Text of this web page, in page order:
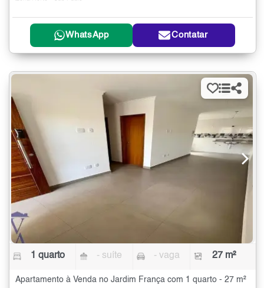
WhatsApp Contatar
1 quarto - suíte - vaga 27 m²
Apartamento à Venda no Jardim França com 1 quarto - 27 m²